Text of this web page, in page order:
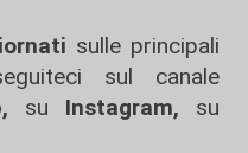
sulle principali
sul canale
su Instagram, su